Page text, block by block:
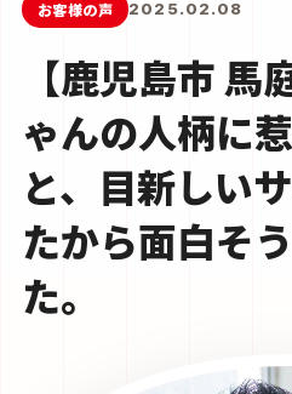
お客様の声 2025.02.08
【鹿児島市 馬
ゃんの人柄に
と、目新しい
たから面白そ
た。